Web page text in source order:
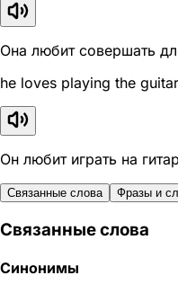
Она любит совершать
he loves playing the
Он любит играть на
Связанные слова Фразы и
Связанные слова
Синонимы